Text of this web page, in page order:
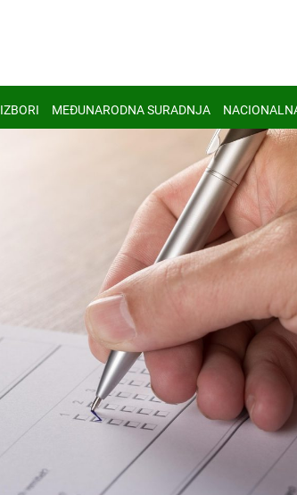
IZBORI MEĐUNARODNA SURADNJA